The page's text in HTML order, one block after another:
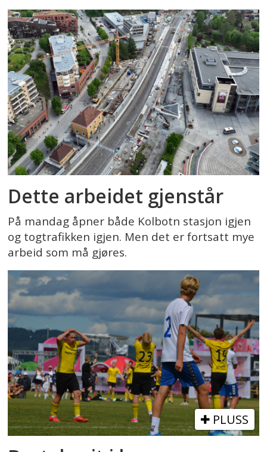
Dette arbeidet gjenstår
På mandag åpner både Kolbotn stasjon igjen
og togtrafikken igjen. Men det er fortsatt mye
arbeid som må gjøres.
PLUSS